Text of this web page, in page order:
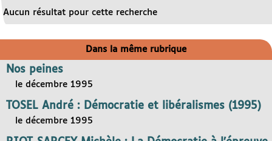
Aucun résultat pour cette recherche
Dans la même rubrique
Nos peines
le décembre 1995
TOSEL André : Démocratie et libéralismes (1995)
le décembre 1995